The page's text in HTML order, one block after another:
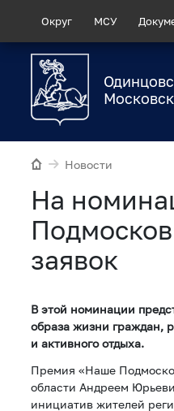
Округ МСУ
Новости
На
заявок
В этой номинации
образа жизни граждан,
и активного отдыха.
Премия «Наше
области Андреем
инициатив жителей